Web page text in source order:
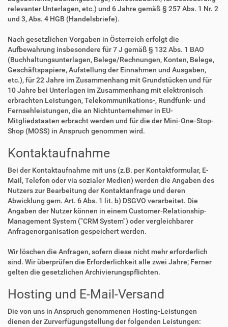
relevanter Unterlagen, etc.) und 6 Jahre gemäß § 257 Abs. 1 Nr. 2
und 3, Abs. 4 HGB (Handelsbriefe).
Nach gesetzlichen Vorgaben in Österreich erfolgt die
Aufbewahrung insbesondere für 7 J gemäß § 132 Abs. 1 BAO
(Buchhaltungsunterlagen, Belege/Rechnungen, Konten, Belege,
Geschäftspapiere, Aufstellung der Einnahmen und Ausgaben,
etc.), für 22 Jahre im Zusammenhang mit Grundstücken und für
10 Jahre bei Unterlagen im Zusammenhang mit elektronisch
erbrachten Leistungen, Telekommunikations-, Rundfunk- und
Fernsehleistungen, die an Nichtunternehmer in EU-
Mitgliedstaaten erbracht werden und für die der Mini-One-Stop-
Shop (MOSS) in Anspruch genommen wird.
Kontaktaufnahme
Bei der Kontaktaufnahme mit uns (z.B. per Kontaktformular, E-
Mail, Telefon oder via sozialer Medien) werden die Angaben des
Nutzers zur Bearbeitung der Kontaktanfrage und deren
Abwicklung gem. Art. 6 Abs. 1 lit. b) DSGVO verarbeitet. Die
Angaben der Nutzer können in einem Customer-Relationship-
Management System ("CRM System") oder vergleichbarer
Anfragenorganisation gespeichert werden.
Wir löschen die Anfragen, sofern diese nicht mehr erforderlich
sind. Wir überprüfen die Erforderlichkeit alle zwei Jahre; Ferner
gelten die gesetzlichen Archivierungspflichten.
Hosting und E-Mail-Versand
Die von uns in Anspruch genommenen Hosting-Leistungen
dienen der Zurverfügungstellung der folgenden Leistungen: